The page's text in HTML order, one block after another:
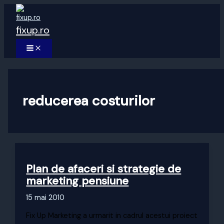
Skip
content
fixup.ro
MAIN
MENU
reducerea costurilor
Plan de afaceri si strategie de
marketing pensiune
15 mai 2010
Fix Up Marketing a urmarit in cadrul acestui proiect